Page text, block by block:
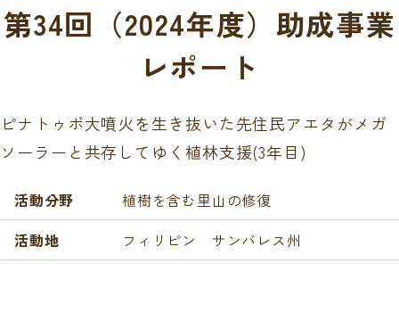
第34回（2024年度）助成事業
レポート
ピナトゥボ大噴火を生き抜いた先住民アエタがメガ
ソーラーと共存してゆく植林支援(3年目)
活動分野
植樹を含む里山の修復
活動地
フィリピン サンバレス州